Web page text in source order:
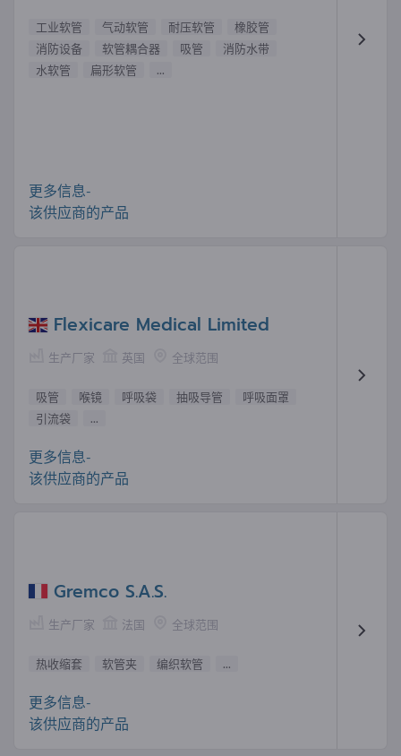
工业软管 气动软管 耐压软管
橡胶管
消防设备
软管耦合器 吸管
消防水带
水软管
扁形软管 ...
更多信息-
该供应商的产品
Flexicare Medical Limited
生产厂家 英国 全球范围
吸管 喉镜 呼吸袋 抽吸导管
呼吸面罩
引流袋
...
更多信息-
该供应商的产品
Gremco S.A.S.
生产厂家 法国 全球范围
热收缩套 软管夹 编织软管 ...
更多信息-
该供应商的产品